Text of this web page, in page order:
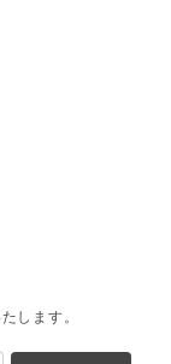
します。